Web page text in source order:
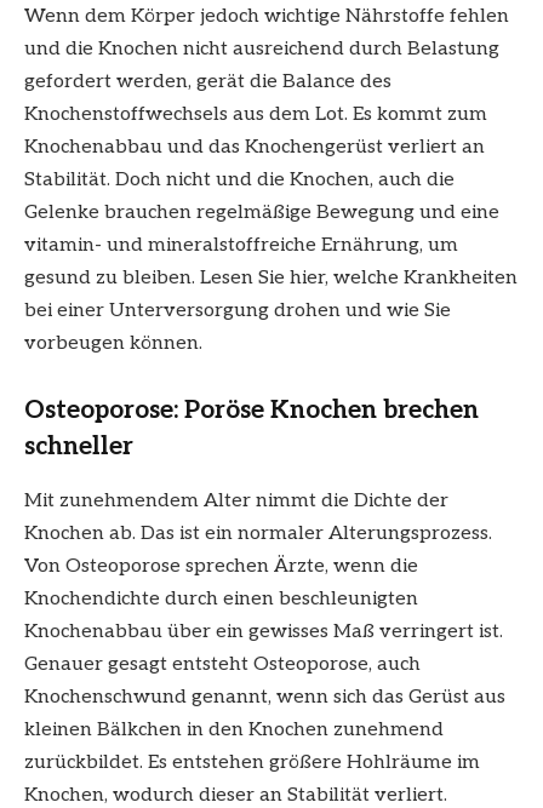
Wenn dem Körper jedoch wichtige Nährstoffe fehlen
und die Knochen nicht ausreichend durch Belastung
gefordert werden, gerät die Balance des
Knochenstoffwechsels aus dem Lot. Es kommt zum
Knochenabbau und das Knochengerüst verliert an
Stabilität. Doch nicht und die Knochen, auch die
Gelenke brauchen regelmäßige Bewegung und eine
vitamin- und mineralstoffreiche Ernährung, um
gesund zu bleiben. Lesen Sie hier, welche Krankheiten
bei einer Unterversorgung drohen und wie Sie
vorbeugen können.
Osteoporose: Poröse Knochen brechen
schneller
Mit zunehmendem Alter nimmt die Dichte der
Knochen ab. Das ist ein normaler Alterungsprozess.
Von Osteoporose sprechen Ärzte, wenn die
Knochendichte durch einen beschleunigten
Knochenabbau über ein gewisses Maß verringert ist.
Genauer gesagt entsteht Osteoporose, auch
Knochenschwund genannt, wenn sich das Gerüst aus
kleinen Bälkchen in den Knochen zunehmend
zurückbildet. Es entstehen größere Hohlräume im
Knochen, wodurch dieser an Stabilität verliert.